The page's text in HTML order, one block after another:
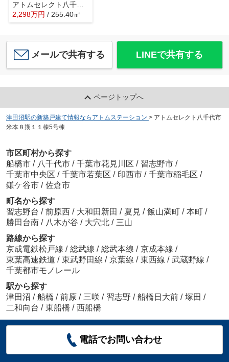
アトムセレクト八千代市大和田 土地
2,298万円 / 255.40㎡
メールで共有する LINEで共有する
ページトップへ
津田沼駅の新築戸建て情報ならアトムステーション > アトムセレクト八千代市
米本８期１１棟5号棟
市区町村から探す
船橋市 / 八千代市 / 千葉市花見川区 / 習志野市 /
千葉市中央区 / 千葉市若葉区 / 印西市 / 千葉市稲毛区 /
鎌ケ谷市 / 佐倉市
町名から探す
習志野台 / 前原西 / 大和田新田 / 夏見 / 飯山満町 / 本町 /
勝田台南 / 八木が谷 / 大穴北 / 三山
路線から探す
京成電鉄松戸線 / 総武線 / 総武本線 / 京成本線 /
東葉高速鉄道 / 東武野田線 / 京葉線 / 東西線 / 武蔵野線 /
千葉都市モノレール
駅から探す
津田沼 / 船橋 / 前原 / 三咲 / 習志野 / 船橋日大前 / 塚田 /
二和向台 / 東船橋 / 西船橋
電話でお問い合わせ